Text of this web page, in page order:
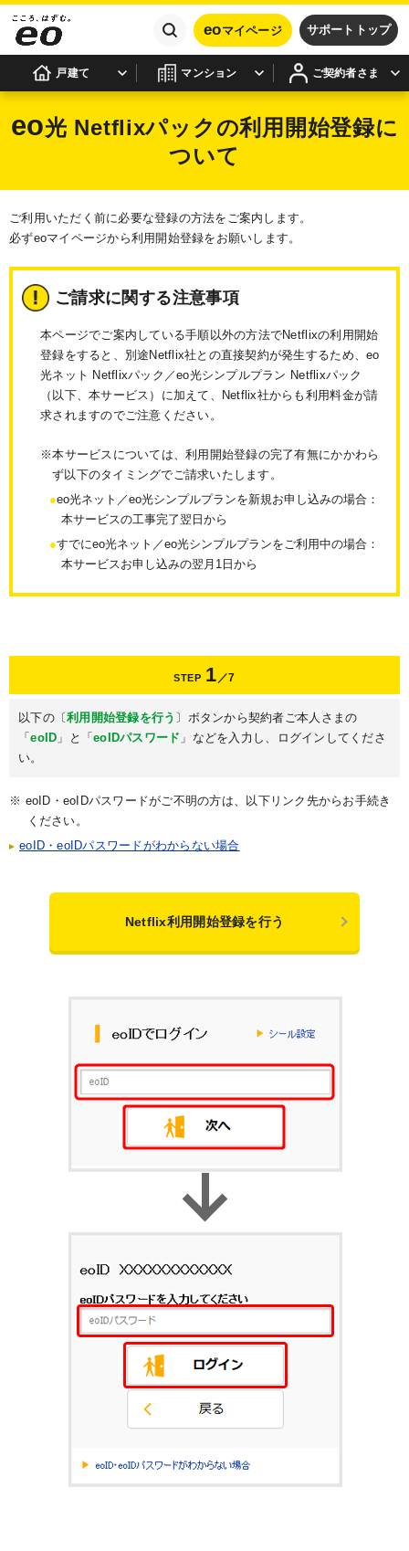
eoマイページ サポートトップ
戸建て マンション ご契約者さま
eo光 Netflixパックの利用開始登録に
ついて
ご利用いただく前に必要な登録の方法をご案内します。
必ずeoマイページから利用開始登録をお願いします。
ご請求に関する注意事項
本ページでご案内している手順以外の方法でNetflixの利用開始
登録をすると、別途Netflix社との直接契約が発生するため、eo
光ネット Netflixパック／eo光シンプルプラン Netflixパック
（以下、本サービス）に加えて、Netflix社からも利用料金が請
求されますのでご注意ください。
※本サービスについては、利用開始登録の完了有無にかかわら
ず以下のタイミングでご請求いたします。
eo光ネット／eo光シンプルプランを新規お申し込みの場合：
本サービスの工事完了翌日から
すでにeo光ネット／eo光シンプルプランをご利用中の場合：
本サービスお申し込みの翌月1日から
STEP 1 ／7
以下の〔利用開始登録を行う 〕ボタンから契約者ご本人さまの
「eoID 」と「eoIDパスワード 」などを入力し、ログインしてくださ
い。
※ eoID・eoIDパスワードがご不明の方は、以下リンク先からお手続き
ください。
eoID・eoIDパスワードがわからない場合
Netflix利用開始登録を行う